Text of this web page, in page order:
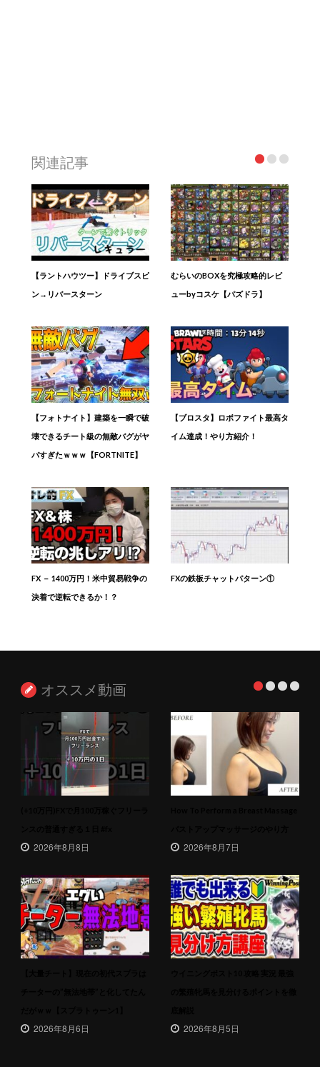
関連記事
【ラントハウツー】ドライブスピ
ン→リバースターン
むらいのBOXを究極攻略的レビ
ューbyコスケ【パズドラ】
【フォトナイト】建築を一瞬で破
壊できるチート級の無敵バグがヤ
バすぎたｗｗｗ【FORTNITE】
【ブロスタ】ロボファイト最高タ
イム達成！やり方紹介！
FX － 1400万円！米中貿易戦争の
決着で逆転できるか！？
FXの鉄板チャットパターン①
オススメ動画
2026年8月8日 2026年8月7日
2026年8月6日 2026年8月5日